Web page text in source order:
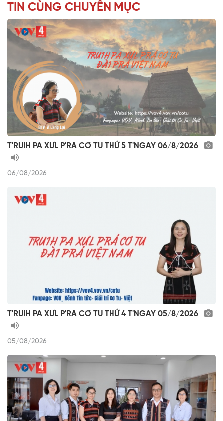
TIN CÙNG CHUYÊN MỤC
T'RUIH PA XƯL P'RA CƠ TU THỨ 5 T'NGAY 06/8/2026
06/08/2026
T'RUIH PA XƯL P'RA CƠ TU THỨ 4 T'NGAY 05/8/2026
05/08/2026